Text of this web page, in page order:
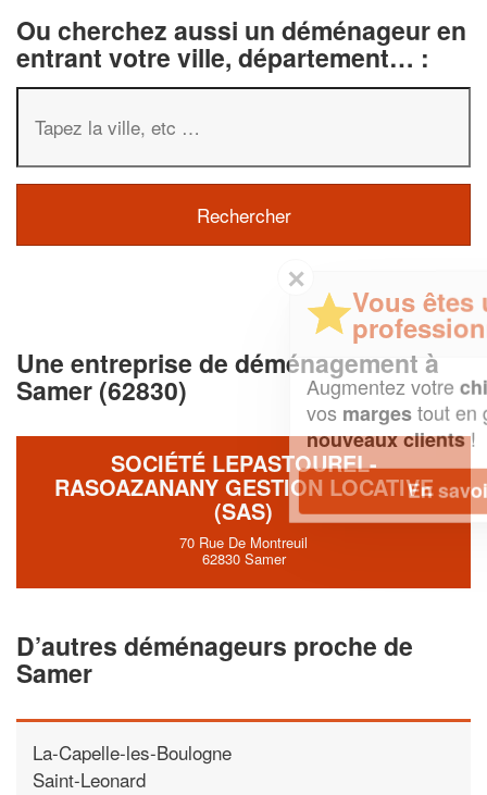
Ou cherchez aussi un déménageur en
entrant votre ville, département… :
Une entreprise de déménagement à
Samer (62830)
SOCIÉTÉ LEPASTOUREL-
RASOAZANANY GESTION LOCATIVE
(SAS)
70 Rue De Montreuil
62830 Samer
D’autres déménageurs proche de
Samer
La-Capelle-les-Boulogne
Saint-Leonard
Vous êtes un
professionnel ?
Augmentez votre chiffre d'affaireset
marges
tout en gagnant de
nouveaux clients!
En savoir plus